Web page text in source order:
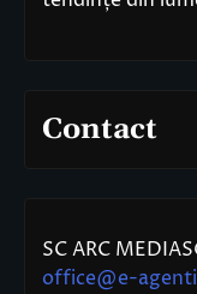
Contact
SC ARC
office@e-